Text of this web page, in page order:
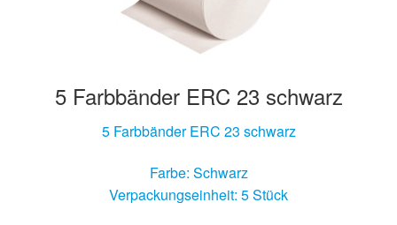
5 Farbbänder ERC 23 schwarz
5 Farbbänder ERC 23 schwarz
Farbe: Schwarz
Verpackungseinheit: 5 Stück